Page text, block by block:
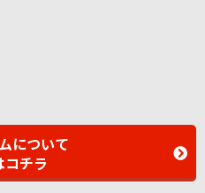
について
コチラ